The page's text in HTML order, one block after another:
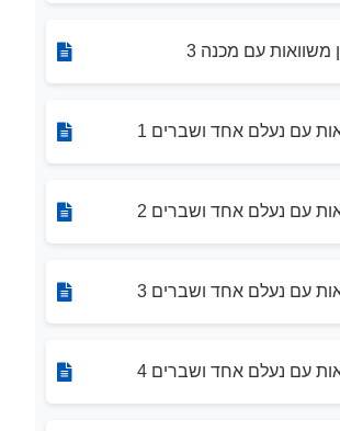
משוואות עם מכנה 3
עם נעלם אחד ושברים 1
עם נעלם אחד ושברים 2
עם נעלם אחד ושברים 3
עם נעלם אחד ושברים 4